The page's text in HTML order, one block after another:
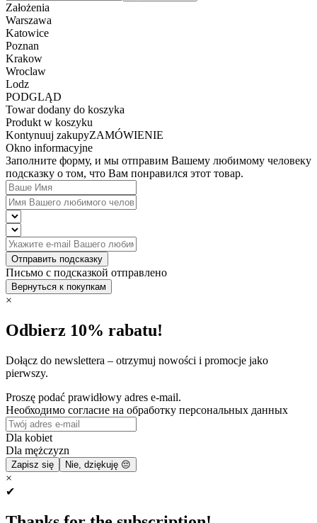
Założenia
Warszawa
Katowice
Poznan
Krakow
Wroclaw
Lodz
PODGLĄD
Towar dodany do koszyka
Produkt w koszyku
Kontynuuj zakupyZAMÓWIENIE
Okno informacyjne
Заполните форму, и мы отправим Вашему любимому человеку
подсказку о том, что Вам понравился этот товар.
Отправить подсказку
Письмо с подсказкой отправлено
Вернуться к покупкам
×
Odbierz 10% rabatu!
Dołącz do newslettera – otrzymuj nowości i promocje jako
pierwszy.
Proszę podać prawidłowy adres e-mail.
Необходимо согласие на обработку персональных данных
Dla kobiet
Dla mężczyzn
Zapisz się Nie, dziękuję 😔
×
✔